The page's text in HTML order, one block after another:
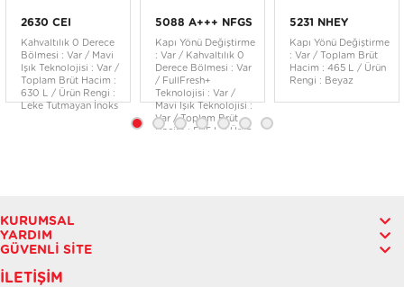
2630 CEI
Kahvaltılık 0 Derece
Bölmesi : Var / Mavi
Işık Teknolojisi : Var /
Toplam Brüt Hacim :
630 L / Ürün Rengi :
Leke Tutmayan İnoks
5088 A+++ NFGS
Kapı Yönü Değiştirme
: Var / Kahvaltılık 0
Derece Bölmesi : Var
/ FullFresh+
Teknolojisi : Var /
Mavi Işık Teknolojisi :
Var / Toplam Brüt
Hacim : 505 L / Ürün
5231 NHEY
Kapı Yönü Değiştirme
: Var / Toplam Brüt
Hacim : 465 L / Ürün
Rengi : Beyaz
KURUMSAL
YARDIM
GÜVENLI SITE
İLETIŞIM